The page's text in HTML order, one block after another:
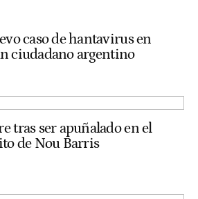
caso de hantavirus en
ciudadano argentino
tras ser apuñalado en el
de Nou Barris